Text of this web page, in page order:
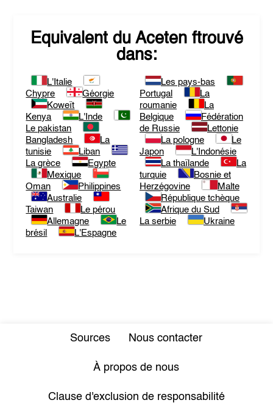
Equivalent du Acetenftrouvé
dans:
L'Italie
Chypre
Géorgie
Koweït
Kenya
L'Inde
Le pakistan
Bangladesh
La
tunisie
Liban
La grèce
Egypte
Mexique
Oman
Philippines
Australie
Taiwan
Le pérou
Allemagne
Le
brésil
L'Espagne
Les pays-bas
Portugal
La
roumanie
La
Belgique
Fédération
de Russie
Lettonie
La pologne
Le
Japon
L'Indonésie
La thaïlande
La
turquie
Bosnie et
Herzégovine
Malte
République tchèque
Afrique du Sud
La serbie
Ukraine
Sources Nous contacter
À propos de nous
Clause d'exclusion de responsabilité